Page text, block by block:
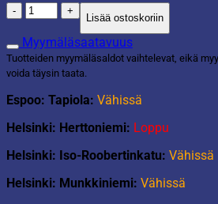
Käytävämatto
Lester
80x250cm
harmaa
määrä
Lisää ostoskoriin
Myymäläsaatavuus
Tuotteiden myymäläsaldot vaihtelevat, eikä
voida täysin taata.
Espoo: Tapiola: Vähissä
Helsinki: Herttoniemi: Loppu
Helsinki: Iso-Roobertinkatu: Vähissä
Helsinki: Munkkiniemi: Vähissä